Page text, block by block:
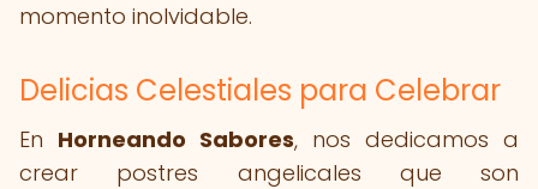
momento inolvidable.
Delicias Celestiales para Celebrar
En Horneando Sabores, nos dedicamos a
crear postres angelicales que son